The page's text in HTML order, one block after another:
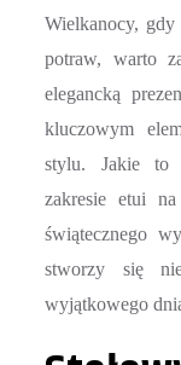
Wielkanocy, gdy
potraw, warto
elegancką
kluczowym
stylu. Jakie to
zakresie etui na
świątecznego
stworzy się
wyjątkowego